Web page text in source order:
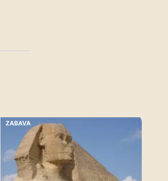
ZABAVA